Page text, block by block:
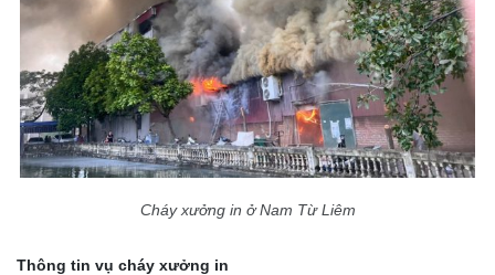
Cháy xưởng in ở Nam Từ Liêm
Thông tin vụ cháy xưởng in